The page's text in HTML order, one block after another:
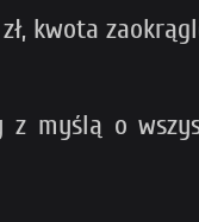
kwota
z myślą o